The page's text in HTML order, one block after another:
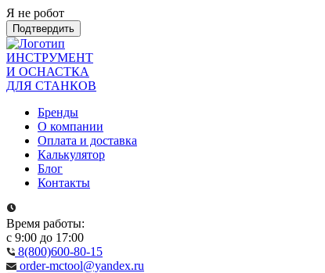
Я не робот
Подтвердить
ИНСТРУМЕНТ
И ОСНАСТКА
ДЛЯ СТАНКОВ
Бренды
О компании
Оплата и доставка
Калькулятор
Блог
Контакты
Время работы:
с 9:00 до 17:00
8(800)600-80-15
order-mctool@yandex.ru